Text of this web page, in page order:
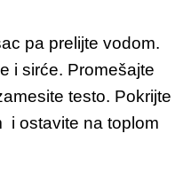
pa prelijte vodom.
i sirće. Promešajte
testo. Pokrijte
i ostavite na toplom